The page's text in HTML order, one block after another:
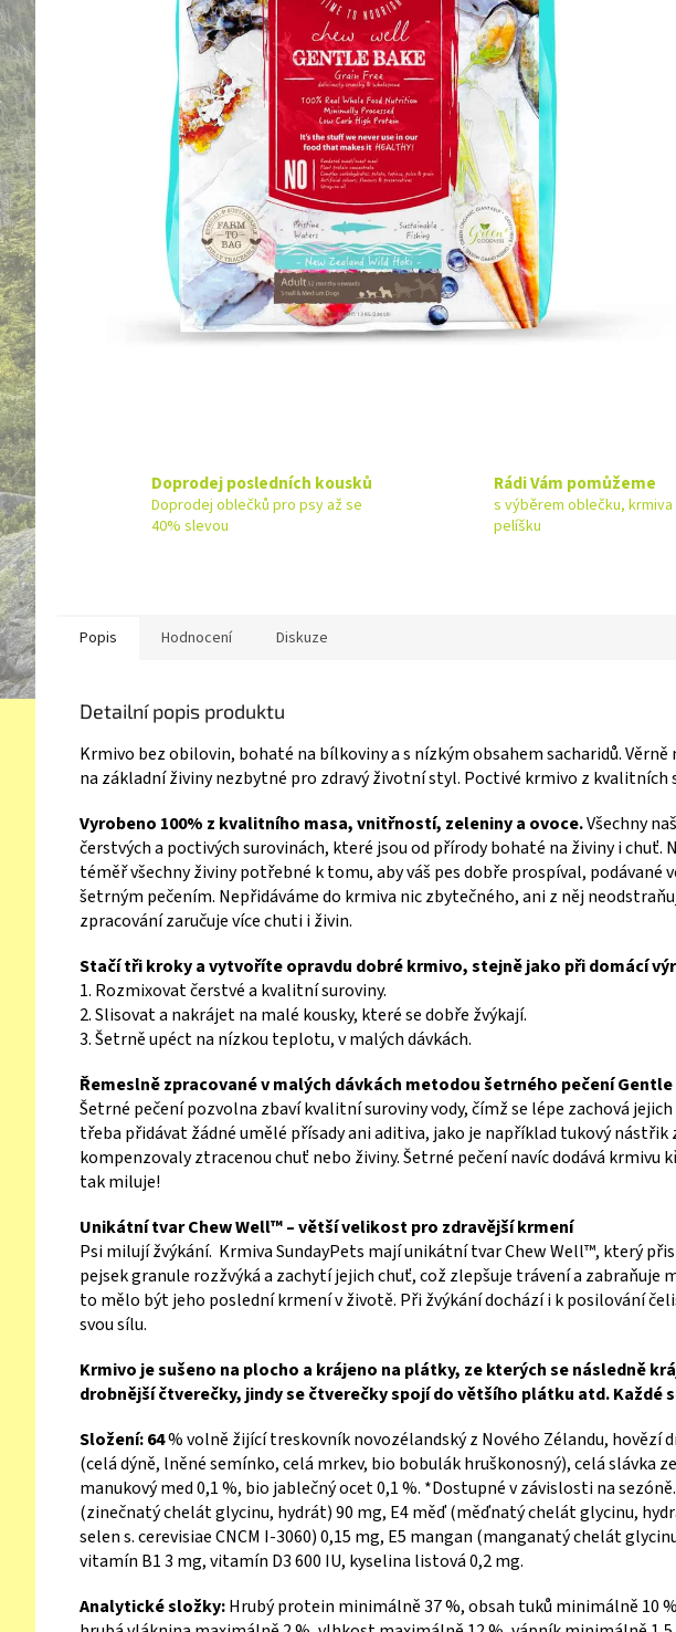
Doprodej posledních kousků
Doprodej oblečků pro psy až se
40% slevou
Rádi Vám pomůžeme
s výběrem oblečku, krmiva
pelíšku
Popis Hodnocení Diskuze
Detailní popis produktu
Krmivo bez obilovin, bohaté na bílkoviny a s nízkým obsahem sacharidů.
na základní živiny nezbytné pro zdravý životní styl. Poctivé krmivo z kvalitních
Vyrobeno 100% z kvalitního masa, vnitřností, zeleniny a ovoce.Všechny
čerstvých a poctivých surovinách, které jsou od přírody bohaté na živiny i chuť.
téměř všechny živiny potřebné k tomu, aby váš pes dobře prospíval, podávané
šetrným pečením. Nepřidáváme do krmiva nic zbytečného, ani z něj
zpracování zaručuje více chuti i živin.
Stačí tři kroky a vytvoříte opravdu dobré krmivo, stejně jako při domácí
1. Rozmixovat čerstvé a kvalitní suroviny.
2. Slisovat a nakrájet na malé kousky, které se dobře žvýkají.
3. Šetrně upéct na nízkou teplotu, v malých dávkách.
Řemeslně zpracované v malých dávkách metodou šetrného pečení
Šetrné pečení pozvolna zbaví kvalitní suroviny vody, čímž se lépe zachová
třeba přidávat žádné umělé přísady ani aditiva, jako je například tukový
kompenzovaly ztracenou chuť nebo živiny. Šetrné pečení navíc dodává krmivu
tak miluje!
Unikátní tvar Chew Well™ – větší velikost pro zdravější krmení
Psi milují žvýkání. Krmiva SundayPets mají unikátní tvar Chew Well™, který
pejsek granule rozžvýká a zachytí jejich chuť, což zlepšuje trávení a
to mělo být jeho poslední krmení v životě. Při žvýkání dochází i k posilování
svou sílu.
Krmivo je sušeno na plocho a krájeno na plátky, ze kterých se následně
drobnější čtverečky, jindy se čtverečky spojí do většího plátku atd. Každé
Složení:64% volně žijící treskovník novozélandský z Nového Zélandu, hovězí
(celá dýně, lněné semínko, celá mrkev, bio bobulák hruškonosný), celá slávka
manukový med 0,1 %, bio jablečný ocet 0,1 %. *Dostupné v závislosti na
(zinečnatý chelát glycinu, hydrát) 90 mg, E4 měď (měďnatý chelát glycinu,
selen s. cerevisiae CNCM I-3060) 0,15 mg, E5 mangan (manganatý chelát
vitamín B1 3 mg, vitamín D3 600 IU, kyselina listová 0,2 mg.
Analytické složky:Hrubý protein minimálně 37 %, obsah tuků minimálně 10